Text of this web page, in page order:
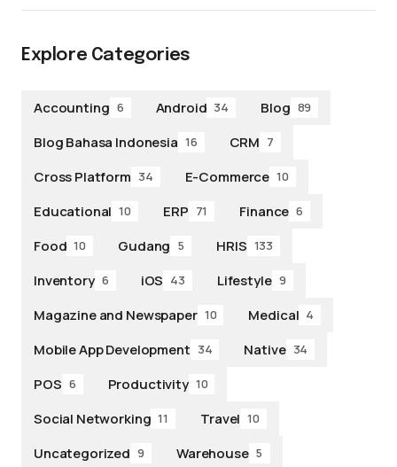
Explore Categories
Accounting 6 Android 34 Blog 89
Blog Bahasa Indonesia 16 CRM 7
Cross Platform 34 E-Commerce 10
Educational 10 ERP 71 Finance 6
Food 10 Gudang 5 HRIS 133
Inventory 6 iOS 43 Lifestyle 9
Magazine and Newspaper 10 Medical 4
Mobile App Development 34 Native 34
POS 6 Productivity 10
Social Networking 11 Travel 10
Uncategorized 9 Warehouse 5